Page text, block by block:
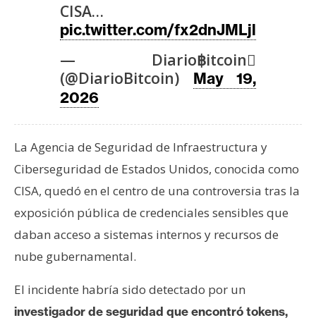
m
s
R
e
c
r
s
s
CISA…
pic.twitter.com/fx2dnJMLjl
— Diario฿itcoin
(@DiarioBitcoin) May 19,
2026
La Agencia de Seguridad de Infraestructura y
Ciberseguridad de Estados Unidos, conocida como
CISA, quedó en el centro de una controversia tras la
exposición pública de credenciales sensibles que
daban acceso a sistemas internos y recursos de
nube gubernamental.
El incidente habría sido detectado por un
investigador de seguridad que encontró tokens,